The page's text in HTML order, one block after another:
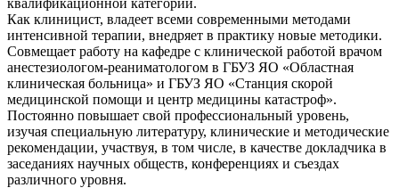
Как клиницист, владеет всеми современными методами
интенсивной терапии, внедряет в практику новые методики.
Совмещает работу на кафедре с клинической работой врачом
анестезиологом-реаниматологом в ГБУЗ ЯО «Областная
клиническая больница» и ГБУЗ ЯО «Станция скорой
медицинской помощи и центр медицины катастроф».
Постоянно повышает свой профессиональный уровень,
изучая специальную литературу, клинические и методические
рекомендации, участвуя, в том числе, в качестве докладчика в
заседаниях научных обществ, конференциях и съездах
различного уровня.